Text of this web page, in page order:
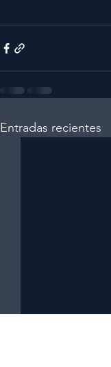
Entradas recientes